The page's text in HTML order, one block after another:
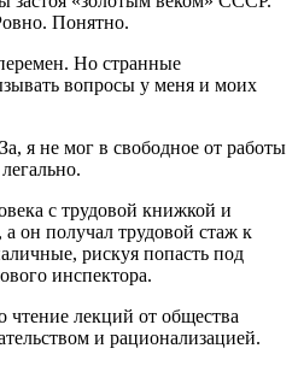
Понятно.
Но странные
вопросы у меня и моих
я не мог в свободное от работы
с трудовой книжкой и
а он получал трудовой стаж к
рискуя попасть под
инспектора.
чтение лекций от общества
и рационализацией.